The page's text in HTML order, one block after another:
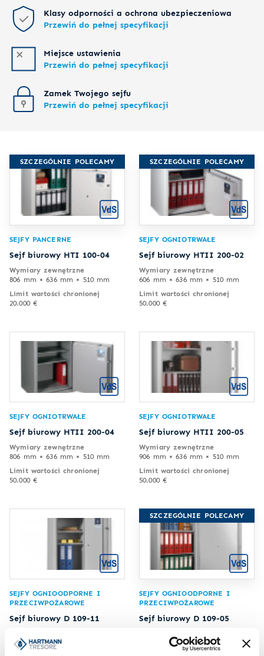
SZCZEGÓLNIE POLECAMY
SEJFY PANCERNE
Sejf biurowy HTI 100-04
Wymiary zewnętrzne
806 mm × 636 mm × 510 mm
Limit wartości chronionej
20.000 €
SZCZEGÓLNIE POLECAMY
SEJFY OGNIOTRWAŁE
Sejf biurowy HTII 200-02
Wymiary zewnętrzne
606 mm × 636 mm × 510 mm
Limit wartości chronionej
50.000 €
SEJFY OGNIOTRWAŁE
Sejf biurowy HTII 200-04
Wymiary zewnętrzne
806 mm × 636 mm × 510 mm
Limit wartości chronionej
50.000 €
SEJFY OGNIOTRWAŁE
Sejf biurowy HTII 200-05
Wymiary zewnętrzne
906 mm × 636 mm × 510 mm
Limit wartości chronionej
50.000 €
SEJFY OGNIOODPORNE I
PRZECIWPOŻAROWE
Sejf biurowy D 109-11
775 mm × 463 mm × 440 mm
SZCZEGÓLNIE POLECAMY
SEJFY OGNIOODPORNE I
PRZECIWPOŻAROWE
Sejf biurowy D 109-05
1137 mm × 704 mm × 471 mm
Klasy odporności a ochrona ubezpieczeniowa
Przewiń do pełnej specyfikacji
Miejsce ustawienia
Przewiń do pełnej specyfikacji
Zamek Twojego sejfu
Przewiń do pełnej specyfikacji